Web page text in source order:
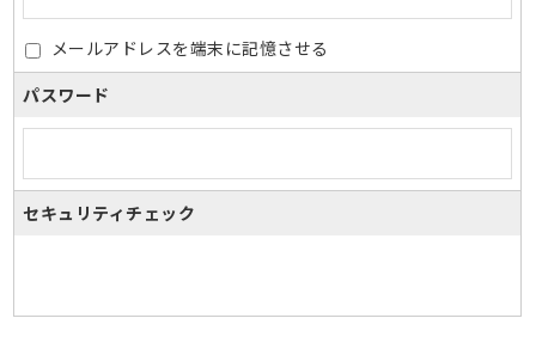
メールアドレスを端末に記憶させる
パスワード
セキュリティチェック